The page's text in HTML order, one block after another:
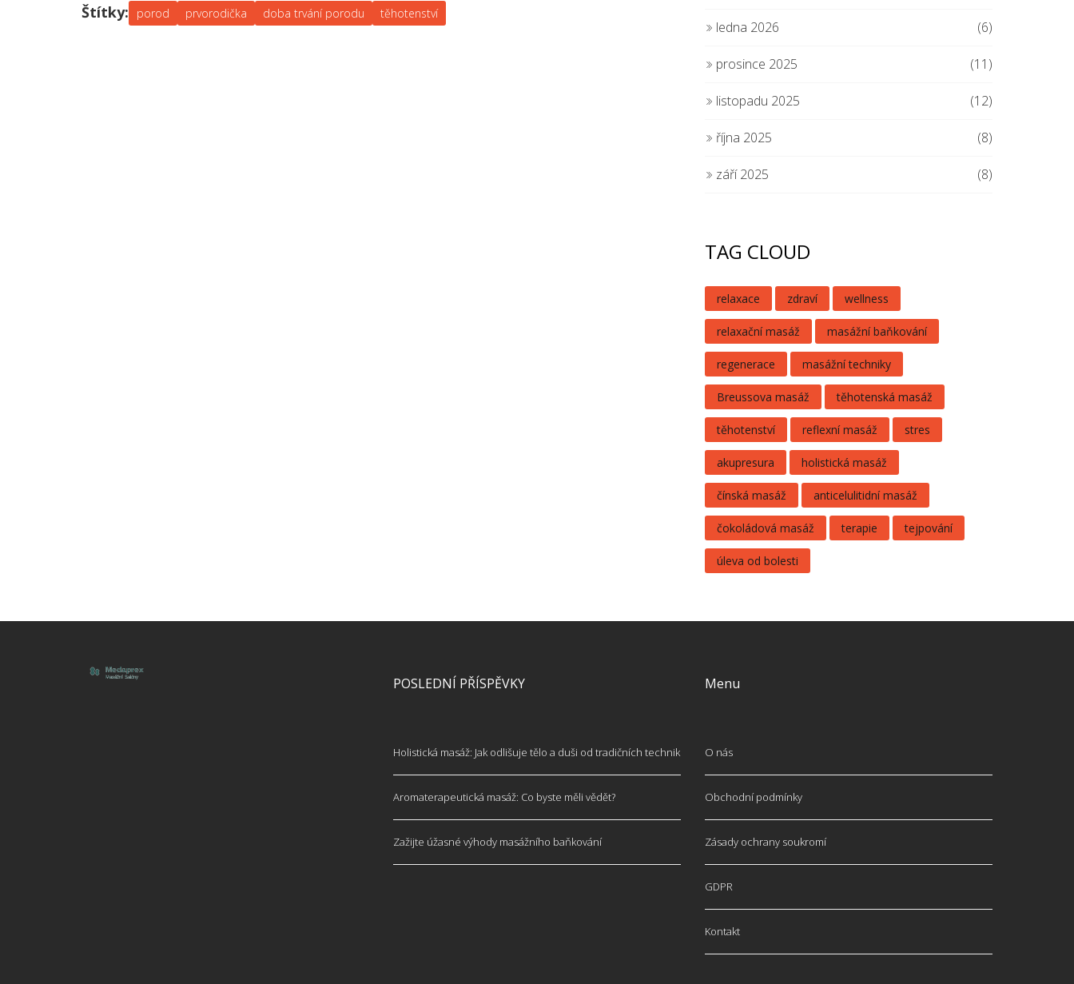
Štítky: porod prvorodička doba trvání porodu těhotenství
ledna 2026 (6)
prosince 2025 (11)
listopadu 2025 (12)
října 2025 (8)
září 2025 (8)
TAG CLOUD
relaxace zdraví wellness
relaxační masáž masážní baňkování
regenerace masážní techniky
Breussova masáž těhotenská masáž
těhotenství reflexní masáž stres
akupresura holistická masáž
čínská masáž anticelulitidní masáž
čokoládová masáž terapie tejpování
úleva od bolesti
POSLEDNÍ PŘÍSPĚVKY
Holistická masáž: Jak odlišuje tělo a duši od tradičních technik
Aromaterapeutická masáž: Co byste měli vědět?
Zažijte úžasné výhody masážního baňkování
Menu
O nás
Obchodní podmínky
Zásady ochrany soukromí
GDPR
Kontakt